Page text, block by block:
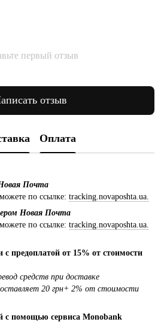
первый отзыв
отзыв
Оплата
Почта
по ссылке: tracking.novaposhta.ua.
Новая Почта
по ссылке: tracking.novaposhta.ua.
предоплатой от 15% от стоимости
средств при доставке
20 грн+ 2% от стоимости
с помощью сервиса Monobank